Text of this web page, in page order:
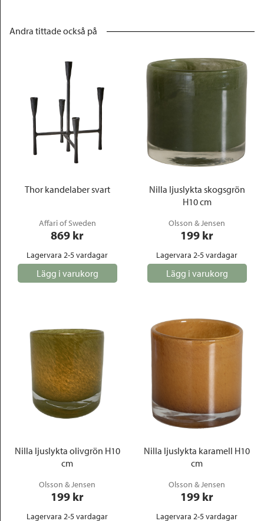
Andra tittade också på
Thor kandelaber svart
Affari of Sweden
869 kr
Lagervara 2-5 vardagar
Lägg i varukorg
Nilla ljuslykta skogsgrön
H10 cm
Olsson & Jensen
199 kr
Lagervara 2-5 vardagar
Lägg i varukorg
Nilla ljuslykta olivgrön H10
cm
Olsson & Jensen
199 kr
Lagervara 2-5 vardagar
Nilla ljuslykta karamell H10
cm
Olsson & Jensen
199 kr
Lagervara 2-5 vardagar